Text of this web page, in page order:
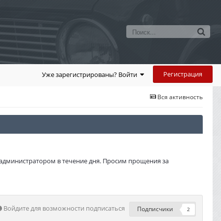
Уже зарегистрированы? Войти Регистрация
Вся активность
в течение дня. Просим прощения за
Войдите для возможности подписаться Подписчики 2